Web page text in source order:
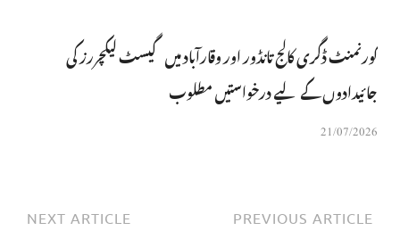
گورنمنٹ ڈگری کالج تانڈور اور وقارآباد میں گیسٹ لیکچررز کی
جائیدادوں کے لیے درخواستیں مطلوب
21/07/2026
PREVIOUS ARTICLE
NEXT ARTICLE